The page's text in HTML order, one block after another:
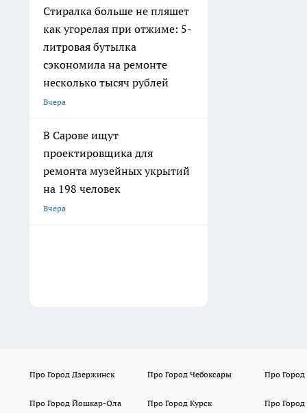
Стиралка больше не пляшет
как угорелая при отжиме: 5-
литровая бутылка
сэкономила на ремонте
несколько тысяч рублей
Вчера
В Сарове ищут
проектировщика для
ремонта музейных укрытий
на 198 человек
Вчера
Про Город Дзержинск Про Город Чебоксары Про Город
Про Город Йошкар-Ола Про Город Курск Про